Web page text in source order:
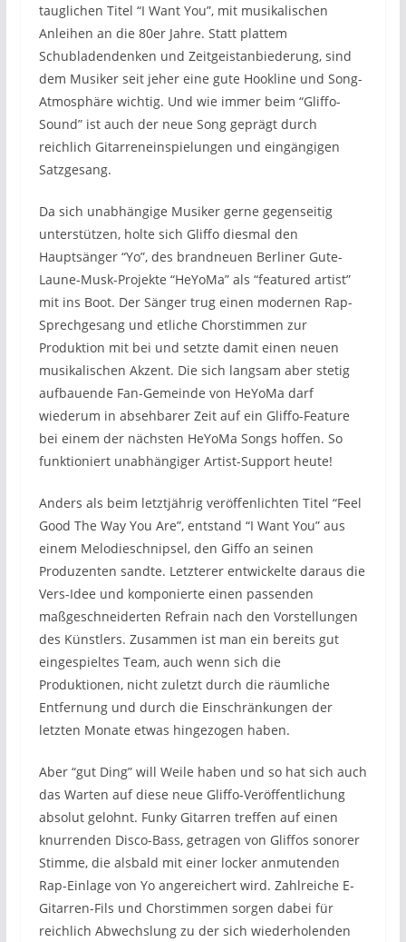
tauglichen Titel “I Want You”, mit musikalischen
Anleihen an die 80er Jahre. Statt plattem
Schubladendenken und Zeitgeistanbiederung, sind
dem Musiker seit jeher eine gute Hookline und Song-
Atmosphäre wichtig. Und wie immer beim “Gliffo-
Sound” ist auch der neue Song geprägt durch
reichlich Gitarreneinspielungen und eingängigen
Satzgesang.
Da sich unabhängige Musiker gerne gegenseitig
unterstützen, holte sich Gliffo diesmal den
Hauptsänger “Yo”, des brandneuen Berliner Gute-
Laune-Musk-Projekte “HeYoMa” als “featured artist”
mit ins Boot. Der Sänger trug einen modernen Rap-
Sprechgesang und etliche Chorstimmen zur
Produktion mit bei und setzte damit einen neuen
musikalischen Akzent. Die sich langsam aber stetig
aufbauende Fan-Gemeinde von HeYoMa darf
wiederum in absehbarer Zeit auf ein Gliffo-Feature
bei einem der nächsten HeYoMa Songs hoffen. So
funktioniert unabhängiger Artist-Support heute!
Anders als beim letztjährig veröffenlichten Titel “Feel
Good The Way You Are”, entstand “I Want You” aus
einem Melodieschnipsel, den Giffo an seinen
Produzenten sandte. Letzterer entwickelte daraus die
Vers-Idee und komponierte einen passenden
maßgeschneiderten Refrain nach den Vorstellungen
des Künstlers. Zusammen ist man ein bereits gut
eingespieltes Team, auch wenn sich die
Produktionen, nicht zuletzt durch die räumliche
Entfernung und durch die Einschränkungen der
letzten Monate etwas hingezogen haben.
Aber “gut Ding” will Weile haben und so hat sich auch
das Warten auf diese neue Gliffo-Veröffentlichung
absolut gelohnt. Funky Gitarren treffen auf einen
knurrenden Disco-Bass, getragen von Gliffos sonorer
Stimme, die alsbald mit einer locker anmutenden
Rap-Einlage von Yo angereichert wird. Zahlreiche E-
Gitarren-Fils und Chorstimmen sorgen dabei für
reichlich Abwechslung zu der sich wiederholenden